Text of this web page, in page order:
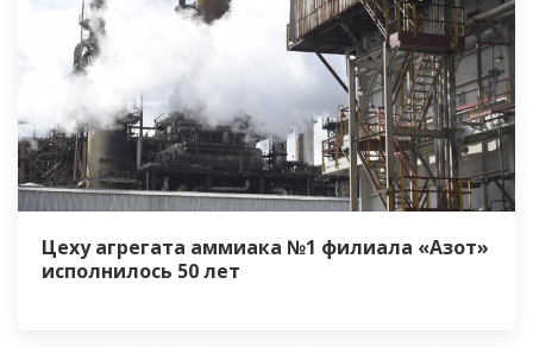
Цеху агрегата аммиака №1 филиала «Азот»
исполнилось 50 лет